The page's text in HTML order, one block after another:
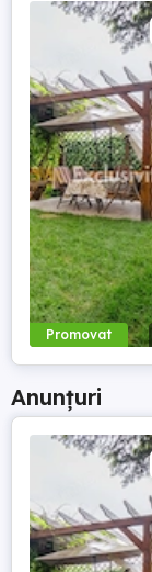
Promovat
Anunțuri